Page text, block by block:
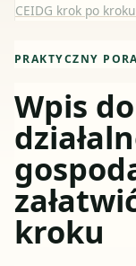
CEIDG krok po kroku
PRAKTYCZNY
Wpis
kroku